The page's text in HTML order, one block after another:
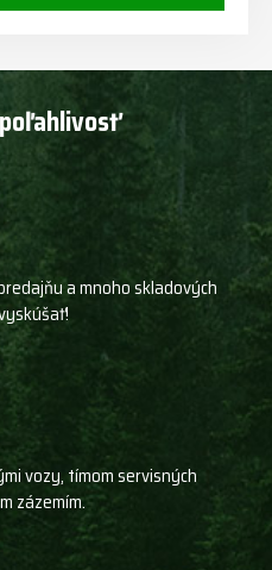
a mnoho skladových
vozy, tímom servisných
zázemím.